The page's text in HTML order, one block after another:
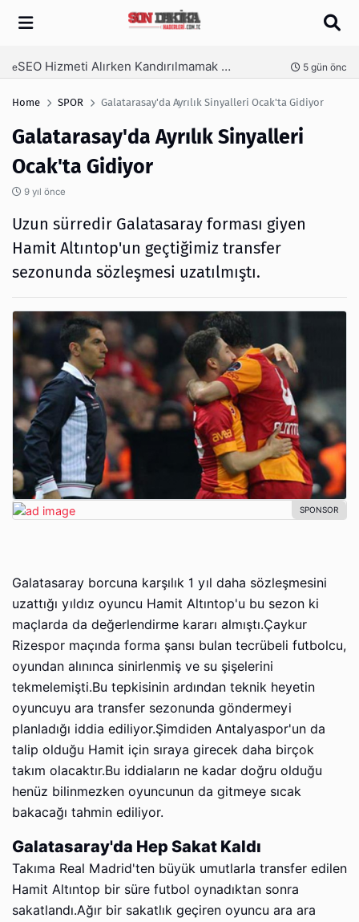
Arama
SEO Hizmeti Alırken Kandırılmamak İçin Bilinmesi Gerekenler 5 gün önce
Home SPOR Galatarasay'da Ayrılık Sinyalleri Ocak'ta Gidiyor
Galatarasay'da Ayrılık Sinyalleri
Ocak'ta Gidiyor
9 yıl önce
Uzun sürredir Galatasaray forması giyen
Hamit Altıntop'un geçtiğimiz transfer
sezonunda sözleşmesi uzatılmıştı.
Galatasaray borcuna karşılık 1 yıl daha sözleşmesini
uzattığı yıldız oyuncu Hamit Altıntop'u bu sezon ki
maçlarda da değerlendirme kararı almıştı.Çaykur
Rizespor maçında forma şansı bulan tecrübeli futbolcu,
oyundan alınınca sinirlenmiş ve su şişelerini
tekmelemişti.Bu tepkisinin ardından teknik heyetin
oyuncuyu ara transfer sezonunda göndermeyi
planladığı iddia ediliyor.Şimdiden Antalyaspor'un da
talip olduğu Hamit için sıraya girecek daha birçok
takım olacaktır.Bu iddiaların ne kadar doğru olduğu
henüz bilinmezken oyuncunun da gitmeye sıcak
bakacağı tahmin ediliyor.
Galatasaray'da Hep Sakat Kaldı
Takıma Real Madrid'ten büyük umutlarla transfer edilen
Hamit Altıntop bir süre futbol oynadıktan sonra
sakatlandı.Ağır bir sakatlık geçiren oyuncu ara ara